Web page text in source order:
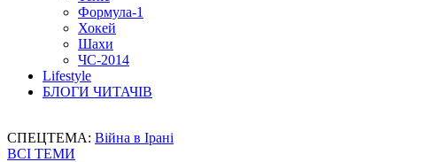
Формула-1
Хокей
Шахи
ЧС-2014
Lifestyle
БЛОГИ ЧИТАЧІВ
СПЕЦТЕМА: Війна в Ірані
ВСІ ТЕМИ